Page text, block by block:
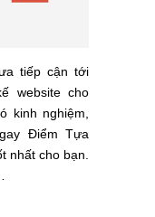
tiếp cận tới
website cho
kinh nghiệm,
Điểm Tựa
nhất cho bạn.